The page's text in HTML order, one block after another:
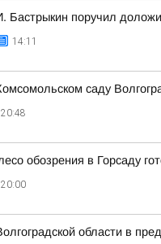
Бастрыкин поручил
14:11
саду
20:48
обозрения в Горсаду
20:00
области в